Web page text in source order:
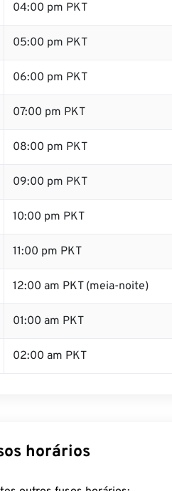
04:00 pm PKT
05:00 pm PKT
06:00 pm PKT
07:00 pm PKT
08:00 pm PKT
09:00 pm PKT
10:00 pm PKT
11:00 pm PKT
12:00 am PKT (meia-noite)
01:00 am PKT
02:00 am PKT
horários